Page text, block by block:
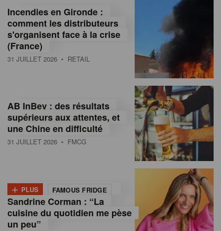
n
e
n
o
m
a
Incendies en Gironde :
comment les distributeurs
s'organisent face à la crise
(France)
31 JUILLET 2026 • RETAIL
AB InBev : des résultats
supérieurs aux attentes, et
une Chine en difficulté
31 JUILLET 2026 • FMCG
+ PLUS FAMOUS FRIDGE
Sandrine Corman : “La
cuisine du quotidien me pèse
un peu”